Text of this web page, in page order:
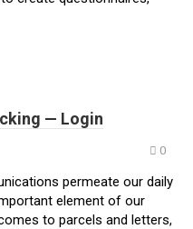
— Login
0
permeate our daily
element of our
to parcels and letters,